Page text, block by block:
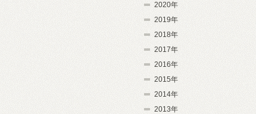
2020年
2019年
2018年
2017年
2016年
2015年
2014年
2013年